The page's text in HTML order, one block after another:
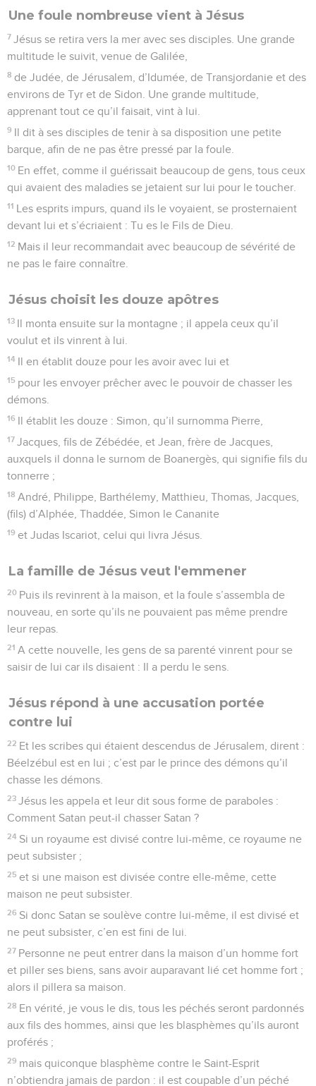
Une foule nombreuse vient à Jésus
7 Jésus se retira vers la mer avec ses disciples. Une grande
multitude le suivit, venue de Galilée,
8 de Judée, de Jérusalem, d’Idumée, de Transjordanie et des
environs de Tyr et de Sidon. Une grande multitude,
apprenant tout ce qu’il faisait, vint à lui.
9 Il dit à ses disciples de tenir à sa disposition une petite
barque, afin de ne pas être pressé par la foule.
10 En effet, comme il guérissait beaucoup de gens, tous ceux
qui avaient des maladies se jetaient sur lui pour le toucher.
11 Les esprits impurs, quand ils le voyaient, se prosternaient
devant lui et s’écriaient : Tu es le Fils de Dieu.
12 Mais il leur recommandait avec beaucoup de sévérité de
ne pas le faire connaître.
Jésus choisit les douze apôtres
13 Il monta ensuite sur la montagne ; il appela ceux qu’il
voulut et ils vinrent à lui.
14 Il en établit douze pour les avoir avec lui et
15 pour les envoyer prêcher avec le pouvoir de chasser les
démons.
16 Il établit les douze : Simon, qu’il surnomma Pierre,
17 Jacques, fils de Zébédée, et Jean, frère de Jacques,
auxquels il donna le surnom de Boanergès, qui signifie fils du
tonnerre ;
18 André, Philippe, Barthélemy, Matthieu, Thomas, Jacques,
(fils) d’Alphée, Thaddée, Simon le Cananite
19 et Judas Iscariot, celui qui livra Jésus.
La famille de Jésus veut l'emmener
20 Puis ils revinrent à la maison, et la foule s’assembla de
nouveau, en sorte qu’ils ne pouvaient pas même prendre
leur repas.
21 A cette nouvelle, les gens de sa parenté vinrent pour se
saisir de lui car ils disaient : Il a perdu le sens.
Jésus répond à une accusation portée
contre lui
22 Et les scribes qui étaient descendus de Jérusalem, dirent :
Béelzébul est en lui ; c’est par le prince des démons qu’il
chasse les démons.
23 Jésus les appela et leur dit sous forme de paraboles :
Comment Satan peut-il chasser Satan ?
24 Si un royaume est divisé contre lui-même, ce royaume ne
peut subsister ;
25 et si une maison est divisée contre elle-même, cette
maison ne peut subsister.
26 Si donc Satan se soulève contre lui-même, il est divisé et
ne peut subsister, c’en est fini de lui.
27 Personne ne peut entrer dans la maison d’un homme fort
et piller ses biens, sans avoir auparavant lié cet homme fort ;
alors il pillera sa maison.
28 En vérité, je vous le dis, tous les péchés seront pardonnés
aux fils des hommes, ainsi que les blasphèmes qu’ils auront
proférés ;
29 mais quiconque blasphème contre le Saint-Esprit
n’obtiendra jamais de pardon : il est coupable d’un péché